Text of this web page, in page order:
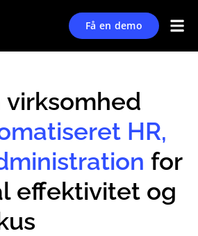
Få en demo
virksomhed
HR,
for
effektivitet og